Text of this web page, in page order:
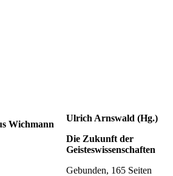
Ulrich Arnswald (Hg.)
Die Zukunft der
Geisteswissenschaften
Gebunden, 165 Seiten